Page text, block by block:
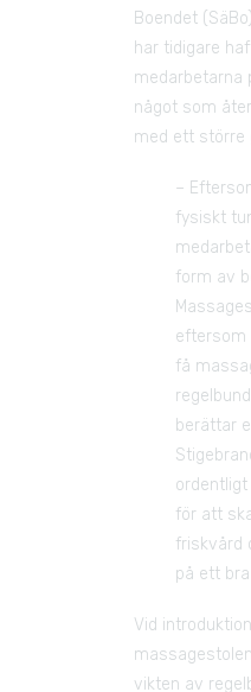
Boendet
har tidigare
medarbetarna
något som
med ett större
–
fysiskt
form av
eftersom
få
berättar
för att
friskvård
på ett
Vid
vikten av